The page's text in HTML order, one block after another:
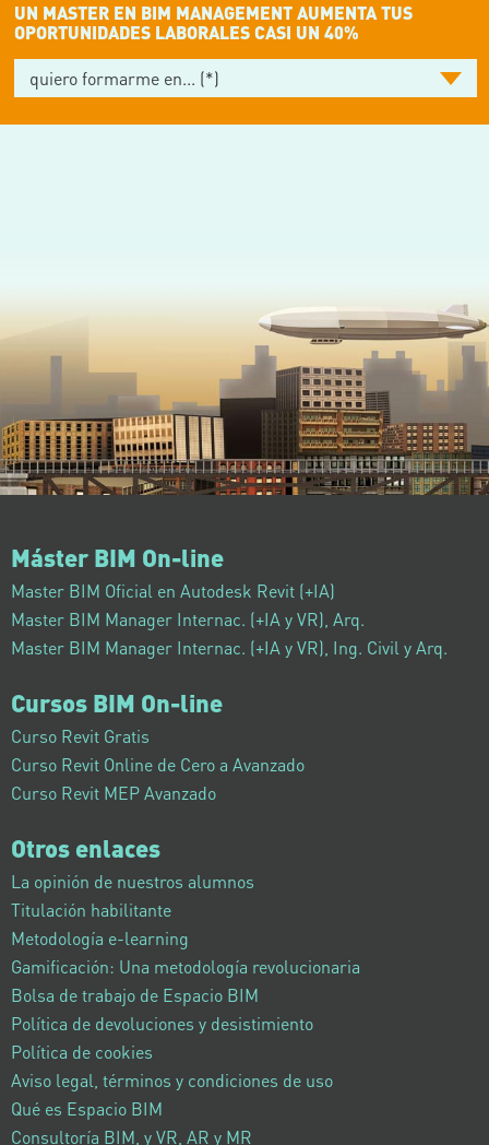
UN MASTER EN BIM MANAGEMENT AUMENTA TUS
OPORTUNIDADES LABORALES CASI UN 40%
Máster BIM On-line
Master BIM Oficial en Autodesk Revit (+IA)
Master BIM Manager Internac. (+IA y VR), Arq.
Master BIM Manager Internac. (+IA y VR), Ing. Civil y Arq.
Cursos BIM On-line
Curso Revit Gratis
Curso Revit Online de Cero a Avanzado
Curso Revit MEP Avanzado
Otros enlaces
La opinión de nuestros alumnos
Titulación habilitante
Metodología e-learning
Gamificación: Una metodología revolucionaria
Bolsa de trabajo de Espacio BIM
Política de devoluciones y desistimiento
Política de cookies
Aviso legal, términos y condiciones de uso
Qué es Espacio BIM
Consultoría BIM, y VR, AR y MR